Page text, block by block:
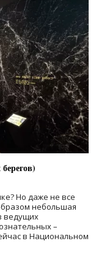
Но даже не все
небольшая
ведущих
–
в Национальном